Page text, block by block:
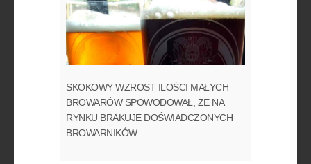
SKOKOWY WZROST ILOŚCI MAŁYCH
BROWARÓW SPOWODOWAŁ, ŻE NA
RYNKU BRAKUJE DOŚWIADCZONYCH
BROWARNIKÓW.